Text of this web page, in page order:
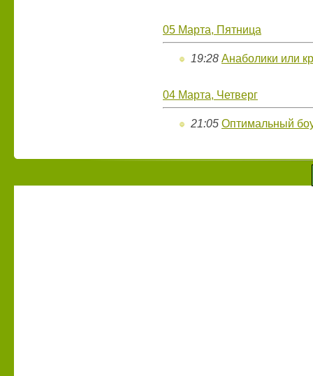
05 Марта, Пятница
19:28 Анаболики или
04 Марта, Четверг
21:05 Оптимальный